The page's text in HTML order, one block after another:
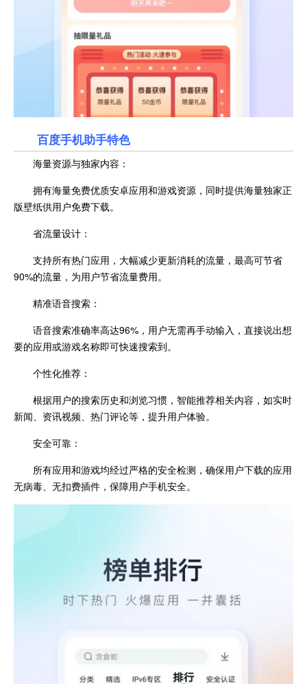
百度手机助手特色
海量资源与独家内容：
拥有海量免费优质安卓应用和游戏资源，同时提供海量独家正
版壁纸供用户免费下载。
省流量设计：
支持所有热门应用，大幅减少更新消耗的流量，最高可节省
90%的流量，为用户节省流量费用。
精准语音搜索：
语音搜索准确率高达96%，用户无需再手动输入，直接说出想
要的应用或游戏名称即可快速搜索到。
个性化推荐：
根据用户的搜索历史和浏览习惯，智能推荐相关内容，如实时
新闻、资讯视频、热门评论等，提升用户体验。
安全可靠：
所有应用和游戏均经过严格的安全检测，确保用户下载的应用
无病毒、无扣费插件，保障用户手机安全。